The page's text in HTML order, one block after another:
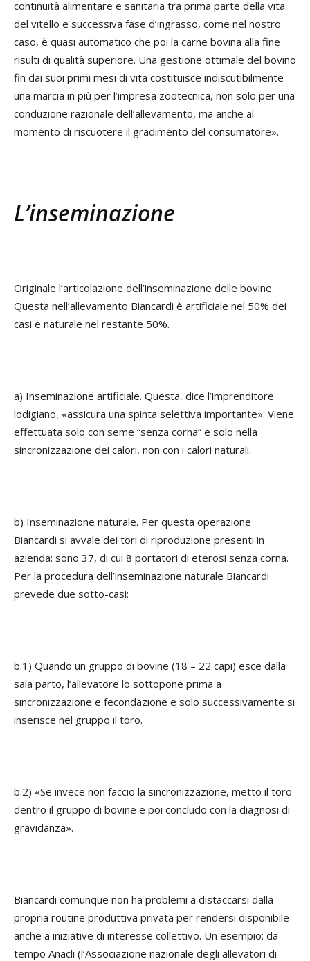
continuità alimentare e sanitaria tra prima parte della vita
del vitello e successiva fase d’ingrasso, come nel nostro
caso, è quasi automatico che poi la carne bovina alla fine
risulti di qualità superiore. Una gestione ottimale del bovino
fin dai suoi primi mesi di vita costituisce indiscutibilmente
una marcia in più per l’impresa zootecnica, non solo per una
conduzione razionale dell’allevamento, ma anche al
momento di riscuotere il gradimento del consumatore».
L’inseminazione
Originale l’articolazione dell’inseminazione delle bovine.
Questa nell’allevamento Biancardi è artificiale nel 50% dei
casi e naturale nel restante 50%.
a) Inseminazione artificiale. Questa, dice l’imprenditore
lodigiano, «assicura una spinta selettiva importante». Viene
effettuata solo con seme “senza corna” e solo nella
sincronizzazione dei calori, non con i calori naturali.
b) Inseminazione naturale. Per questa operazione
Biancardi si avvale dei tori di riproduzione presenti in
azienda: sono 37, di cui 8 portatori di eterosi senza corna.
Per la procedura dell’inseminazione naturale Biancardi
prevede due sotto-casi:
b.1) Quando un gruppo di bovine (18 – 22 capi) esce dalla
sala parto, l’allevatore lo sottopone prima a
sincronizzazione e fecondazione e solo successivamente si
inserisce nel gruppo il toro.
b.2) «Se invece non faccio la sincronizzazione, metto il toro
dentro il gruppo di bovine e poi concludo con la diagnosi di
gravidanza».
Biancardi comunque non ha problemi a distaccarsi dalla
propria routine produttiva privata per rendersi disponibile
anche a iniziative di interesse collettivo. Un esempio: da
tempo Anacli (l’Associazione nazionale degli allevatori di